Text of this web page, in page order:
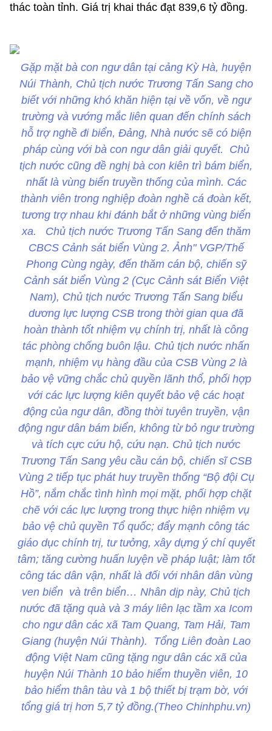
thác toàn tỉnh. Giá trị khai thác đạt 839,6 tỷ đồng.
Gặp mặt bà con ngư dân tại cảng Kỳ Hà, huyện
Núi Thành, Chủ tịch nước Trương Tấn Sang cho
biết với những khó khăn hiện tại về vốn, về ngư
trường và vướng mắc liên quan đến chính sách
hỗ trợ nghề đi biển, Đảng, Nhà nước sẽ có biện
pháp cùng với bà con ngư dân giải quyết. Chủ
tịch nước cũng đề nghị bà con kiên trì bám biển,
nhất là vùng biển truyền thống của mình. Các
thành viên trong nghiệp đoàn nghề cá đoàn kết,
tương trợ nhau khi đánh bắt ở những vùng biển
xa. Chủ tịch nước Trương Tấn Sang đến thăm
CBCS Cảnh sát biển Vùng 2. Ảnh" VGP/Thế
Phong Cùng ngày, đến thăm cán bộ, chiến sỹ
Cảnh sát biển Vùng 2 (Cục Cảnh sát Biển Việt
Nam), Chủ tịch nước Trương Tấn Sang biểu
dương lực lượng CSB trong thời gian qua đã
hoàn thành tốt nhiệm vụ chính trị, nhất là công
tác phòng chống buôn lậu. Chủ tịch nước nhấn
mạnh, nhiệm vụ hàng đầu của CSB Vùng 2 là
bảo vệ vững chắc chủ quyền lãnh thổ, phối hợp
với các lực lượng kiên quyết bảo vệ các hoạt
động của ngư dân, đồng thời tuyên truyền, vận
động ngư dân bám biển, không từ bỏ ngư trường
và tích cực cứu hộ, cứu nạn. Chủ tịch nước
Trương Tấn Sang yêu cầu cán bộ, chiến sĩ CSB
Vùng 2 tiếp tục phát huy truyền thống “Bộ đội Cụ
Hồ”, nắm chắc tình hình mọi mặt, phối hợp chặt
chẽ với các lực lượng trong thực hiện nhiệm vụ
bảo vệ chủ quyền Tổ quốc; đẩy mạnh công tác
giáo dục chính trị, tư tưởng, xây dựng ý chí quyết
tâm; tăng cường huấn luyện về pháp luật; làm tốt
công tác dân vận, nhất là đối với nhân dân vùng
ven biển và trên biển… Nhân dịp này, Chủ tịch
nước đã tặng quà và 3 máy liên lạc tầm xa Icom
cho ngư dân các xã Tam Quang, Tam Hải, Tam
Giang (huyện Núi Thành). Tổng Liên đoàn Lao
động Việt Nam cũng tặng ngư dân các xã của
huyện Núi Thành 10 bảo hiểm thuyền viên, 10
bảo hiểm thân tàu và 1 bộ thiết bị trạm bờ, với
tổng giá trị hơn 5,7 tỷ đồng.(Theo Chinhphu.vn)